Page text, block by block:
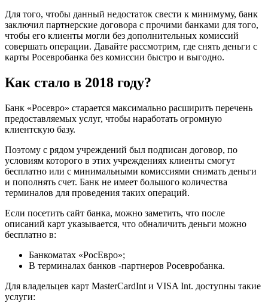
Для того, чтобы данный недостаток свести к минимуму, банк
заключил партнерские договора с прочими банками для того,
чтобы его клиенты могли без дополнительных комиссий
совершать операции. Давайте рассмотрим, где снять деньги с
карты Росевробанка без комиссии быстро и выгодно.
Как стало в 2018 году?
Банк «Росевро» старается максимально расширить перечень
предоставляемых услуг, чтобы наработать огромную
клиентскую базу.
Поэтому с рядом учреждений был подписан договор, по
условиям которого в этих учреждениях клиенты смогут
бесплатно или с минимальными комиссиями снимать деньги
и пополнять счет. Банк не имеет большого количества
терминалов для проведения таких операций.
Если посетить сайт банка, можно заметить, что после
описаний карт указывается, что обналичить деньги можно
бесплатно в:
Банкоматах «РосЕвро»;
В терминалах банков -партнеров Росевробанка.
Для владельцев карт MasterСardInt и VISA Int. доступны такие
услуги: